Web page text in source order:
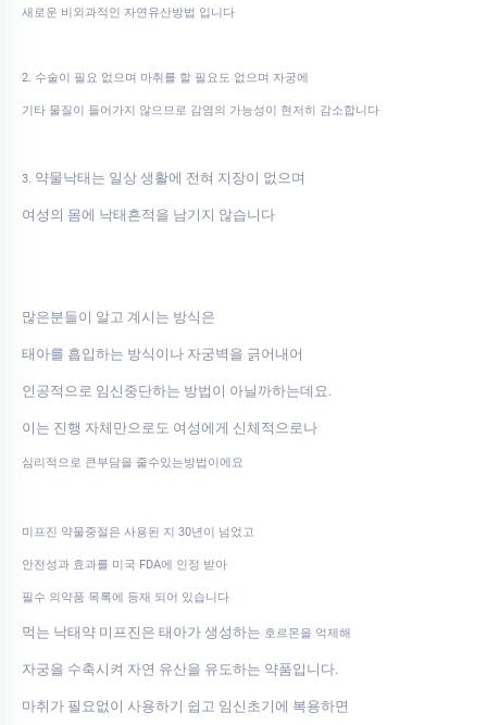
새로운 비외과적인 자연유산방법 입니다
2. 수술이 필요 없으며 마취를 할 필요도 없으며 자궁에
기타 물질이 들어가지 않으므로 감염의 가능성이 현저히 감소합니다
3. 약물낙태는 일상 생활에 전혀 지장이 없으며
여성의 몸에 낙태흔적을 남기지 않습니다
많은분들이 알고 계시는 방식은
태아를 흡입하는 방식이나 자궁벽을 긁어내어
인공적으로 임신중단하는 방법이 아닐까하는데요.
이는 진행 자체만으로도 여성에게 신체적으로나
심리적으로 큰부담을 줄수있는방법이에요
미프진 약물중절은 사용된 지 30년이 넘었고
안전성과 효과를 미국 FDA에 인정 받아
필수 의약품 목록에 등재 되어 있습니다
먹는 낙태약 미프진은 태아가 생성하는 호르몬을 억제해
자궁을 수축시켜 자연 유산을 유도하는 약품입니다.
마취가 필요없이 사용하기 쉽고 임신초기에 복용하면